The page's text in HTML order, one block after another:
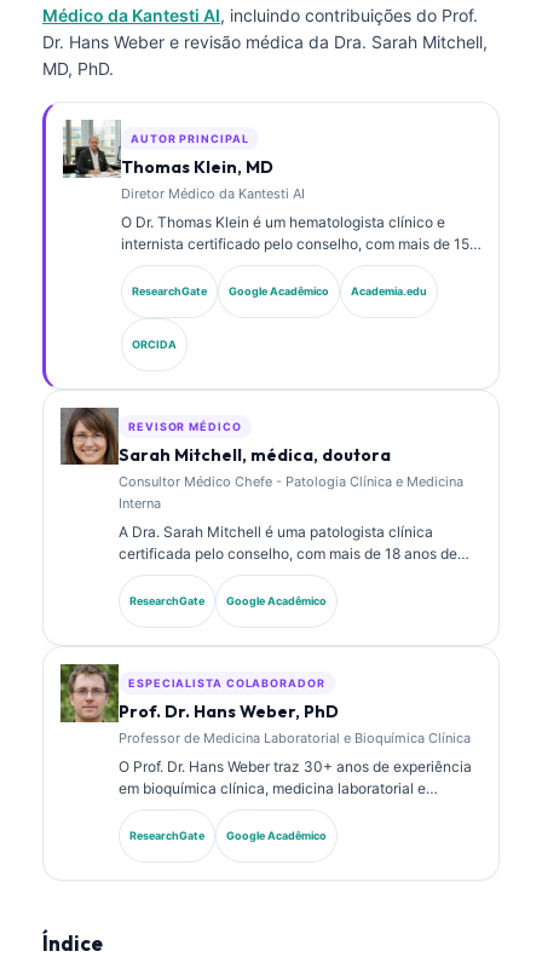
Médico da Kantesti AI, incluindo contribuições do Prof.
Dr. Hans Weber e revisão médica da Dra. Sarah Mitchell,
MD, PhD.
AUTOR PRINCIPAL
Thomas Klein, MD
Diretor Médico da Kantesti AI
O Dr. Thomas Klein é um hematologista clínico e
internista certificado pelo conselho, com mais de 15
anos de experiência em medicina laboratorial e
análise clínica assistida por IA. Como Diretor Médico
na Kantesti AI, ele fornece supervisão clínica da
exatidão médica da rede neural proprietária. O Dr.
Klein publicou extensivamente sobre interpretação
de biomarcadores e diagnósticos laboratoriais em
temas de medicina laboratorial.
ResearchGate Google Acadêmico Academia.edu
ORCIDA
REVISOR MÉDICO
Sarah Mitchell, médica, doutora
Consultor Médico Chefe - Patologia Clínica e Medicina
Interna
A Dra. Sarah Mitchell é uma patologista clínica
certificada pelo conselho, com mais de 18 anos de
experiência em medicina laboratorial e análise
diagnóstica. Ela possui certificações de
especialidade em química clínica e publicou
ResearchGate Google Acadêmico
ESPECIALISTA COLABORADOR
Prof. Dr. Hans Weber, PhD
Professor de Medicina Laboratorial e Bioquímica Clínica
O Prof. Dr. Hans Weber traz 30+ anos de experiência
em bioquímica clínica, medicina laboratorial e
pesquisa de biomarcadores. Ex-Presidente da
Sociedade Alemã de Química Clínica, ele se
especializa em análise de painéis diagnósticos,
ResearchGate Google Acadêmico
Índice